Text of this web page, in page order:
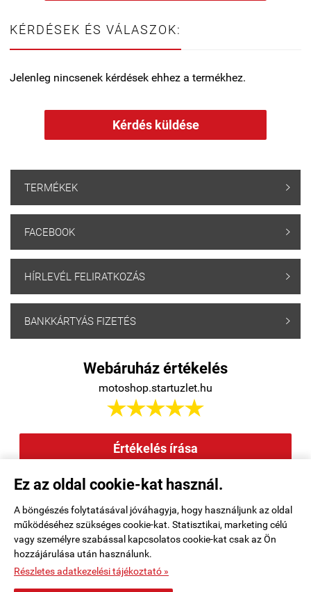
Ez az oldal cookie-kat használ.
A böngészés folytatásával jóváhagyja, hogy használjunk az oldal
működéséhez szükséges cookie-kat. Statisztikai, marketing célú
vagy személyre szabással kapcsolatos cookie-kat csak az Ön
hozzájárulása után használunk.
Részletes adatkezelési tájékoztató »
KÉRDÉSEK ÉS VÁLASZOK:
Jelenleg nincsenek kérdések ehhez a termékhez.
Kérdés küldése
TERMÉKEK 
FACEBOOK 
HÍRLEVÉL FELIRATKOZÁS 
BANKKÁRTYÁS FIZETÉS 
Webáruház értékelés
motoshop.startuzlet.hu

Értékelés írása
Rendelési feltételek|Elérhetőségek|Kosár tartalma, megrendelés
Oldaltérkép|